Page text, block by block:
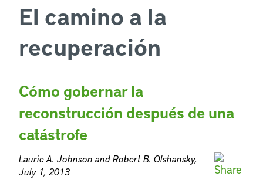
El camino a la
recuperación
Cómo gobernar la
reconstrucción después de una
catástrofe
Laurie A. Johnson and Robert B. Olshansky,
July 1, 2013